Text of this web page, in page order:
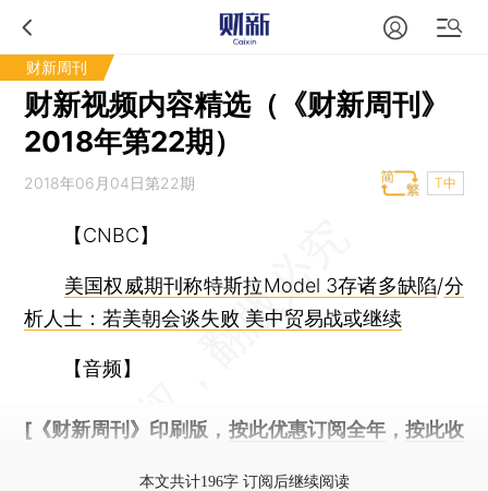
财新周刊
财新视频内容精选（《财新周刊》
2018年第22期）
2018年06月04日第22期 T中
【CNBC】
美国权威期刊称特斯拉Model 3存诸多缺陷/分
析人士：若美朝会谈失败 美中贸易战或继续
【音频】
[《财新周刊》印刷版， 按此优惠订阅全年， 按此收
本文共计196字 订阅后继续阅读